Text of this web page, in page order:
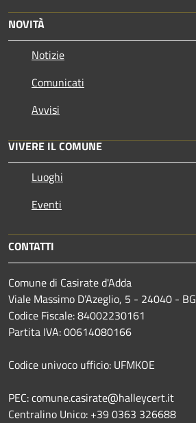
NOVITÀ
Notizie
Comunicati
Avvisi
VIVERE IL COMUNE
Luoghi
Eventi
CONTATTI
Comune di Casirate d'Adda
Viale Massimo D’Azeglio, 5 - 24040 - BG
Codice Fiscale: 84002230161
Partita IVA: 00614080166
Codice univoco ufficio: UFMKOE
PEC: comune.casirate@halleycert.it
Centralino Unico: +39 0363 326688